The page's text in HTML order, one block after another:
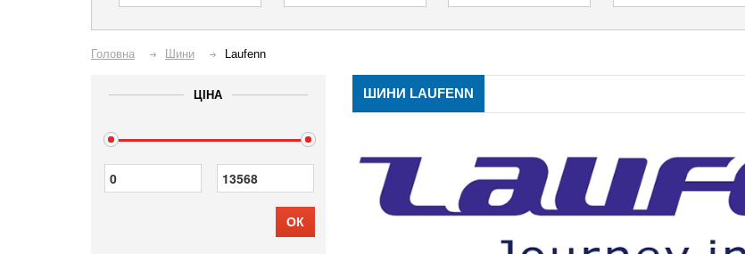
Головна Шини Laufenn
ЦІНА
ОК
ШИНИ LAUFENN